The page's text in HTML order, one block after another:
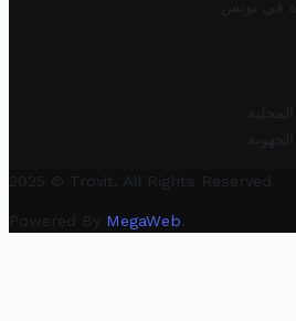
في تونس
2025 © Trovit. All Rights Reserved.
Powered By MegaWeb